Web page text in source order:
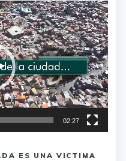
02:27
ES UNA VICTIMA